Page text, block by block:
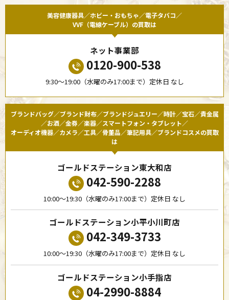
美容健康器具／ホビー・おもちゃ／電子タバコ／
VVF（電線ケーブル）の買取は
ネット事業部
0120-900-538
9:30〜19:00（水曜のみ17:00まで）定休日 なし
ブランドバッグ／ブランド財布／ブランドジュエリー／時計／宝石／貴金属
／お酒／金券／楽器／スマートフォン・タブレット／
オーディオ機器／カメラ／工具／骨董品／筆記用具／ブランドコスメの買取
は
ゴールドステーション東大和店
042-590-2288
10:00〜19:30（水曜のみ17:00まで）定休日 なし
ゴールドステーション小平小川町店
042-349-3733
10:00〜19:30（水曜のみ17:00まで）定休日 なし
ゴールドステーション小手指店
04-2990-8884